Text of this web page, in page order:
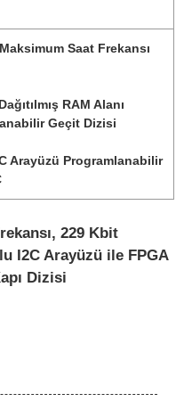
Saat Frekansı
RAM Alanı
Geçit Dizisi
Arayüzü Programlanabilir
229 Kbit
I2C Arayüzü ile FPGA
Dizisi